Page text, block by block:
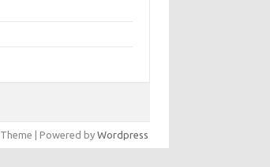
Theme | Powered by Wordpress